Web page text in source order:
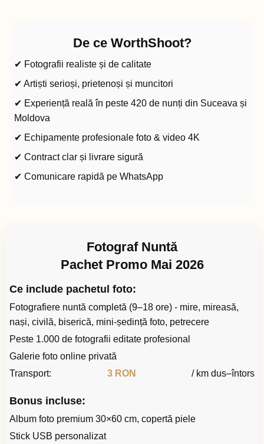
De ce WorthShoot?
✔ Fotografii realiste și de calitate
✔ Artiști serioși, prietenoși și muncitori
✔ Experiență reală în peste 420 de nunți din Suceava și
Moldova
✔ Echipamente profesionale foto & video 4K
✔ Contract clar și livrare sigură
✔ Comunicare rapidă pe WhatsApp
Fotograf Nuntă
Pachet Promo Mai 2026
Ce include pachetul foto:
Fotografiere nuntă completă (9–18 ore) - mire, mireasă,
nași, civilă, biserică, mini-ședință foto, petrecere
Peste 1.000 de fotografii editate profesional
Galerie foto online privată
Transport:
3 RON / km dus–întors
Bonus incluse:
Album foto premium 30×60 cm, copertă piele
Stick USB personalizat